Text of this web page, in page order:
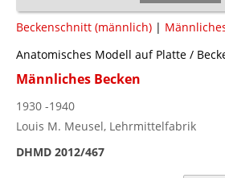
Beckenschnitt (männlich) |
Anatomisches Modell auf Platte /
Männliches Becken
1930 -1940
Louis M. Meusel, Lehrmittelfabrik
DHMD 2012/467